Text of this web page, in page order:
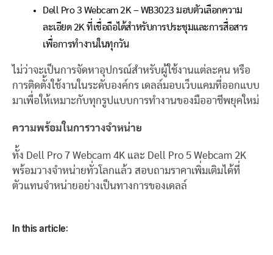
Dell Pro 3 Webcam 2K – WB3023 มอบตัวเลือกความ
ละเอียด 2K ที่เชื่อถือได้สำหรับการประชุมและการสื่อสาร
เพื่อการทำงานในทุกวัน
ไม่ว่าจะเป็นการจัดหาอุปกรณ์สำหรับผู้ใช้งานแต่ละคน หรือ
การติดตั้งใช้งานในระดับองค์กร เดลล์มอบเว็บแคมที่ออกแบบ
มาเพื่อให้เหมาะกับทุกรูปแบบการทำงานของมืออาชีพยุคใหม่
ความพร้อมในการวางจำหน่าย
ทั้ง Dell Pro 7 Webcam 4K และ Dell Pro 5 Webcam 2K
พร้อมวางจำหน่ายทั่วโลกแล้ว สอบถามราคาเพิ่มเติมได้ที่
ตัวแทนจำหน่ายอย่างเป็นทางการของเดลล์
In this article: